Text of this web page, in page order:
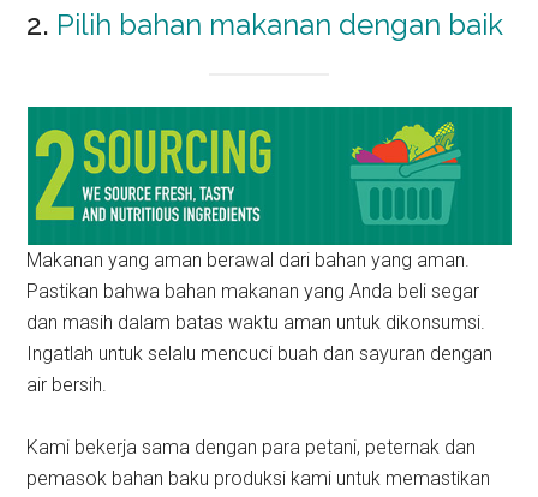
2. Pilih bahan makanan dengan baik
Makanan yang aman berawal dari bahan yang aman.
Pastikan bahwa bahan makanan yang Anda beli segar
dan masih dalam batas waktu aman untuk dikonsumsi.
Ingatlah untuk selalu mencuci buah dan sayuran dengan
air bersih.
Kami bekerja sama dengan para petani, peternak dan
pemasok bahan baku produksi kami untuk memastikan